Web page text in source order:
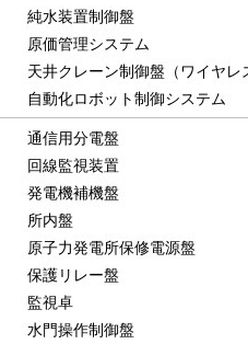
純水装置制御盤
原価管理システム
天井クレーン制御盤（ワイヤレ
自動化ロボット制御システム
通信用分電盤
回線監視装置
発電機補機盤
所内盤
原子力発電所保修電源盤
保護リレー盤
監視卓
水門操作制御盤